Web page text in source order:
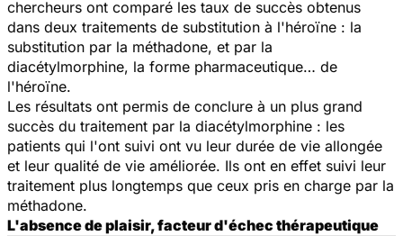
chercheurs ont comparé les taux de succès obtenus
dans deux traitements de substitution à l'héroïne : la
substitution par la méthadone, et par la
diacétylmorphine, la forme pharmaceutique… de
l'héroïne.
Les résultats ont permis de conclure à un plus grand
succès du traitement par la diacétylmorphine : les
patients qui l'ont suivi ont vu leur durée de vie allongée
et leur qualité de vie améliorée. Ils ont en effet suivi leur
traitement plus longtemps que ceux pris en charge par la
méthadone.
L'absence de plaisir, facteur d'échec thérapeutique